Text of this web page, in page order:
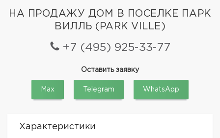
НА ПРОДАЖУ ДОМ В ПОСЕЛКЕ ПАРК
ВИЛЛЬ (PARK VILLE)
+7 (495) 925-33-77
Оставить заявку
Max Telegram WhatsApp
Характеристики